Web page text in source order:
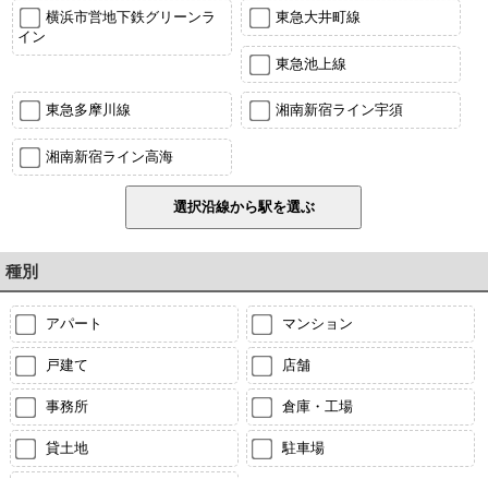
横浜市営地下鉄グリーンラ
イン
東急大井町線
東急池上線
東急多摩川線 湘南新宿ライン宇須
湘南新宿ライン高海
種別
アパート マンション
戸建て 店舗
事務所 倉庫・工場
貸土地 駐車場